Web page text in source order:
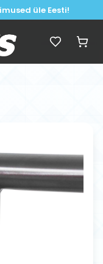
üle Eesti!